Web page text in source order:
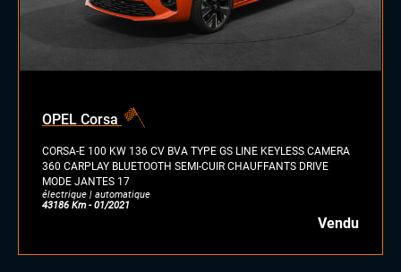
électrique
GPL
autre
OPEL Corsa
CORSA-E 100 KW 136 CV BVA TYPE GS LINE KEYLESS CAMERA
360 CARPLAY BLUETOOTH SEMI-CUIR CHAUFFANTS DRIVE
MODE JANTES 17
électrique | automatique
43186 Km - 01/2021
Vendu